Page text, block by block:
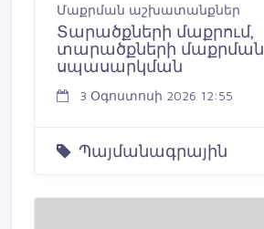
Մաքրման աշխատանքներ
Տարածքների մաքրում,
տարածքների մաքրման
սպասարկման
3 Օգոստոսի 2026 12:55
Պայմանագրային